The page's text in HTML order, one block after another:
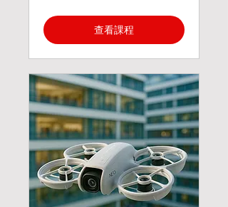
查看課程